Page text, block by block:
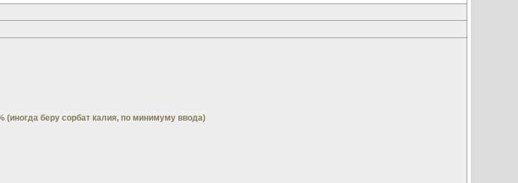
(иногда беру сорбат калия, по минимуму ввода)